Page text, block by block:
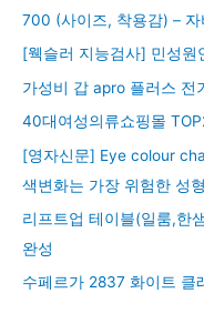
700 (사이즈, 착용감) – 자
[웩슬러 지능검사] 민성원
가성비 갑 apro 플러스 전
40대여성의류쇼핑몰
[영자신문] Eye colour
색변화는 가장 위험한 성
리프트업 테이블(일룸,한
완성
수페르가 2837 화이트 클